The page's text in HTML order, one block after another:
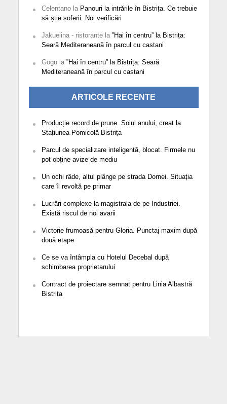
Celentanola Panouri la intrările în Bistrița. Ce trebuie
să știe șoferii. Noi verificări
Jakuelina - ristorantela ”Hai în centru” la Bistrița:
Seară Mediteraneană în parcul cu castani
Gogula ”Hai în centru” la Bistrița: Seară
Mediteraneană în parcul cu castani
ARTICOLE RECENTE
Producție record de prune. Soiul anului, creat la
Stațiunea Pomicolă Bistrița
Parcul de specializare inteligentă, blocat. Firmele nu
pot obține avize de mediu
Un ochi râde, altul plânge pe strada Dornei. Situația
care îl revoltă pe primar
Lucrări complexe la magistrala de pe Industriei.
Există riscul de noi avarii
Victorie frumoasă pentru Gloria. Punctaj maxim după
două etape
Ce se va întâmpla cu Hotelul Decebal după
schimbarea proprietarului
Contract de proiectare semnat pentru Linia Albastră
Bistrița